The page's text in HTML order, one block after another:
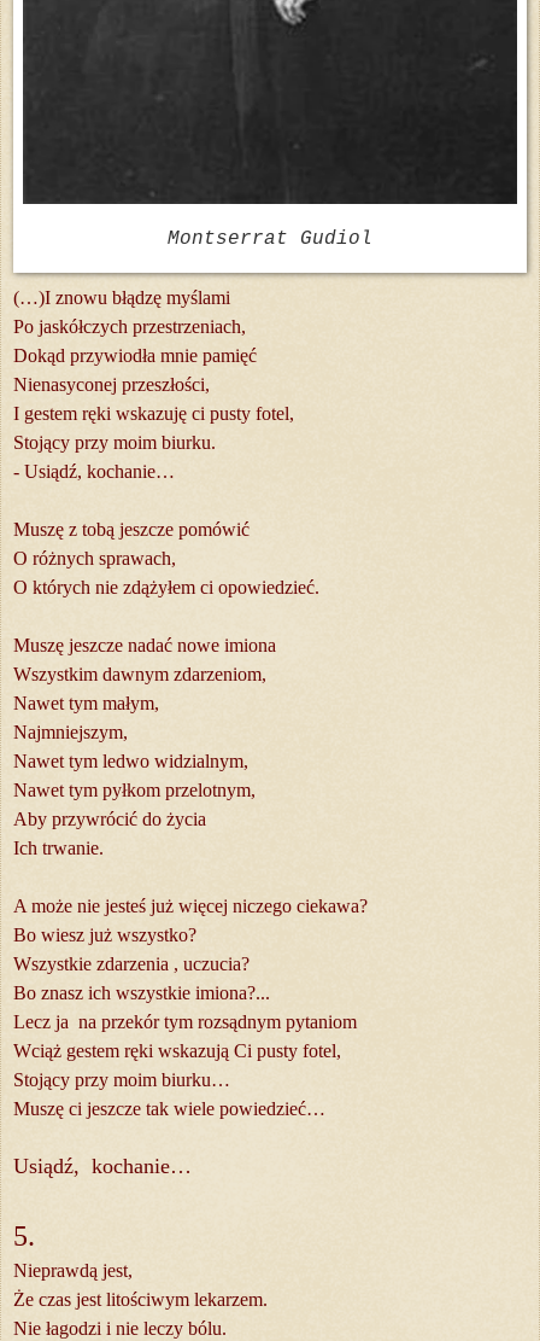
Montserrat Gudiol
(…)I znowu błądzę myślami
Po jaskółczych przestrzeniach,
Dokąd przywiodła mnie pamięć
Nienasyconej przeszłości,
I gestem ręki wskazuję ci pusty fotel,
Stojący przy moim biurku.
- Usiądź, kochanie…
Muszę z tobą jeszcze pomówić
O różnych sprawach,
O których nie zdążyłem ci opowiedzieć.
Muszę jeszcze nadać nowe imiona
Wszystkim dawnym zdarzeniom,
Nawet tym małym,
Najmniejszym,
Nawet tym ledwo widzialnym,
Nawet tym pyłkom przelotnym,
Aby przywrócić do życia
Ich trwanie.
A może nie jesteś już więcej niczego ciekawa?
Bo wiesz już wszystko?
Wszystkie zdarzenia , uczucia?
Bo znasz ich wszystkie imiona?...
Lecz ja na przekór tym rozsądnym pytaniom
Wciąż gestem ręki wskazują Ci pusty fotel,
Stojący przy moim biurku…
Muszę ci jeszcze tak wiele powiedzieć…
Usiądź, kochanie…
5.
Nieprawdą jest,
Że czas jest litościwym lekarzem.
Nie łagodzi i nie leczy bólu.